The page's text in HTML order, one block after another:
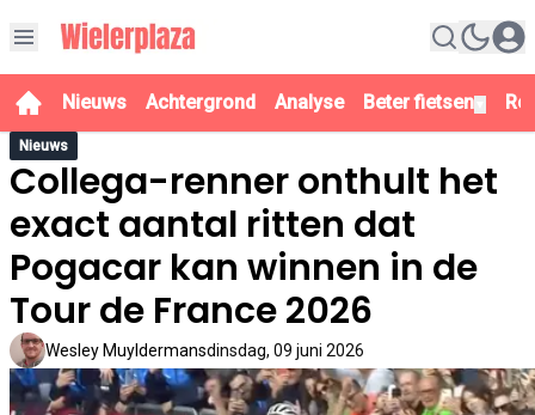
Nieuws Achtergrond Analyse Beter fietsen
Nieuws
Collega-renner onthult het
exact aantal ritten dat
Pogacar kan winnen in de
Tour de France 2026
Wesley Muyldermansdinsdag, 09 juni 2026